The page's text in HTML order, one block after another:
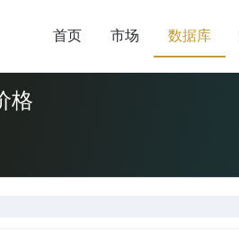
首页 市场 数据库
格